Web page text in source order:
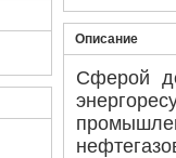
Описание
Сферой